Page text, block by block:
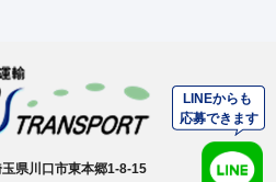
県川口市東本郷1-8-15